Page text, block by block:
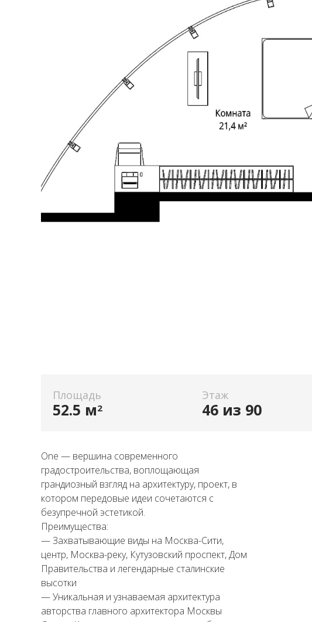
Площадь
52.5 м2
Этаж
46 из 90
One — вершина современного
градостроительства, воплощающая
грандиозный взгляд на архитектуру, проект, в
котором передовые идеи сочетаются с
безупречной эстетикой.
Преимущества:
— Захватывающие виды на Москва-Сити,
центр, Москва-реку, Кутузовский проспект, Дом
Правительства и легендарные сталинские
высотки
— Уникальная и узнаваемая архитектура
авторства главного архитектора Москвы